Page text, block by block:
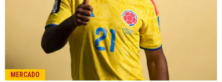
MERCADO